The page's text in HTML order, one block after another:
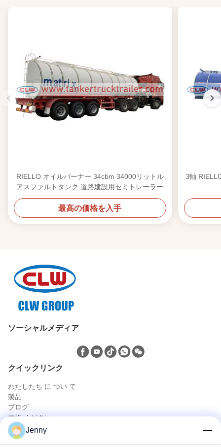
RIELLO オイルバーナー 34cbm 34000リットル
アスファルトタンク 道路建設用セミトレーラー
最高の価格を入手
3軸
ソーシャルメディア
クイックリンク
わたしたち に つい て
製品
ブログ
連絡 ください
製品 Jenny